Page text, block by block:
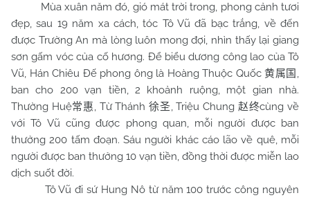
Mùa xuân năm đó, gió mát trời trong, phong cảnh tươi
đẹp, sau 19 năm xa cách, tóc Tô Vũ đã bạc trắng, về đến
được Trường An mà lòng luôn mong đợi, nhìn thấy lại giang
sơn gấm vóc của cố hương. Để biểu dương công lao của Tô
Vũ, Hán Chiêu Đế phong ông là Hoàng Thuộc Quốc黄属国 ,
ban cho 200 vạn tiền, 2 khoảnh ruộng, một gian nhà.
Thường Huệ常惠, Từ Thánh徐圣, Triệu Chung 赵终cùng về
với Tô Vũ cũng được phong quan, mỗi người được ban
thưởng 200 tấm đoạn. Sáu người khác cáo lão về quê, mỗi
người được ban thưởng 10 vạn tiền, đồng thời được miễn lao
dịch suốt đời.
Tô Vũ đi sứ Hung Nô từ năm 100 trước công nguyên